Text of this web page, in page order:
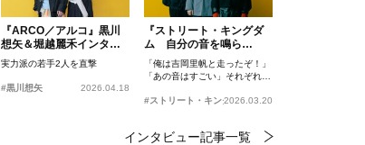
『ARCO／アルコ』黒川
想矢＆堀越麗禾インタビ
ュー
実力派の若手2人を直撃
#黒川想矢 2026.04.18
『ストリート・キングダ
ム 自分の音を鳴ら
せ。』峯田和伸、若葉竜
也、吉岡里帆インタビュ
ー
「俺は吉岡里帆と走ったぞ！」
「あの音はすごい」それぞれの
#ストリート・キングダム 自分の音を鳴らせ。
2026.03.20
インタビュー記事一覧